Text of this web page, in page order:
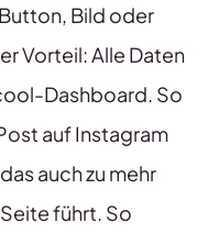
Bild oder
Vorteil: Alle Daten
Dashboard. So
auf Instagram
auch zu mehr
führt. So